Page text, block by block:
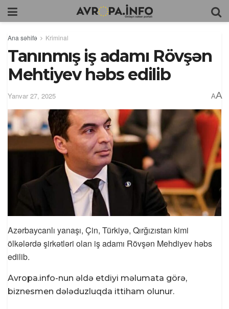
Ana səhifə Kriminal
Tanınmış iş adamı Rövşən
Mehtiyev həbs edilib
Yanvar 27, 2025 AA
Azərbaycanlı yanaşı, Çin, Türkiyə, Qırğızıstan kimi
ölkələrdə şirkətləri olan iş adamı Rövşən Mehdiyev həbs
edilib.
Avropa.info-nun əldə etdiyi məlumata görə,
biznesmen dələduzluqda ittiham olunur.